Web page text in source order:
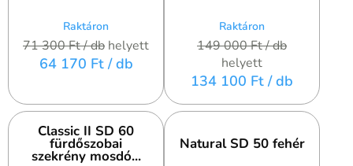
Raktáron
71 300 Ft/ db helyett
64 170 Ft / db
Raktáron
149 000 Ft/ db
helyett
134 100 Ft / db
Classic II SD 60
fürdőszobai
szekrény mosdó...
Natural SD 50 fehér